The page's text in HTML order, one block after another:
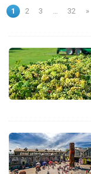
1 2 3 32 »